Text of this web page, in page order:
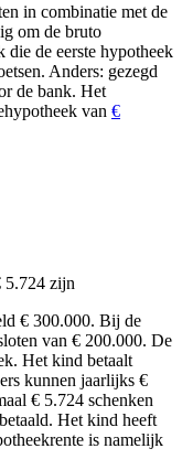
in combinatie met de
om de bruto
die de eerste hypotheek
Anders: gezegd
de bank. Het
van €
5.724 zijn
€ 300.000. Bij de
van € 200.000. De
Het kind betaalt
kunnen jaarlijks €
€ 5.724 schenken
Het kind heeft
is namelijk